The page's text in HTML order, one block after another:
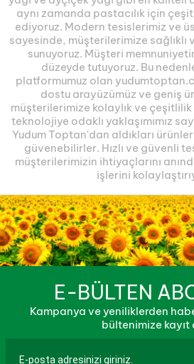
aynı zamanda pastacılık için
ediyoruz. Modern tesislerimiz ve
sayesinde, müşterilerimize sağlıklı
sunuyoruz. Müşteri
düzeyde tutuyoruz. Bu
platformumuz olan
dostu arayüzümüz ve geniş
müşterilerimize kolaylık ve çeşitlilik
teknolojiye odaklı yaklaşımımız
Yudum Toptan'dan aldıkları
güvenebilirler. Hızlı ve güvenli
müşterilerimizin ihtiyaçlarını
işlerini
E-BÜLTEN
Kampanya ve yeniliklerden
bültenimize kayıt